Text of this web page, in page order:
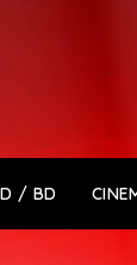
/ BD